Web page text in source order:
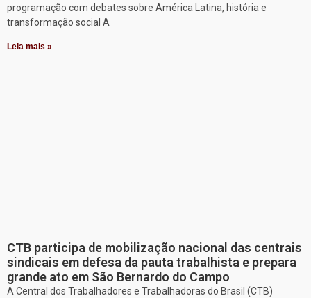
programação com debates sobre América Latina, história e
transformação social A
Leia mais »
CTB participa de mobilização nacional das centrais
sindicais em defesa da pauta trabalhista e prepara
grande ato em São Bernardo do Campo
A Central dos Trabalhadores e Trabalhadoras do Brasil (CTB)